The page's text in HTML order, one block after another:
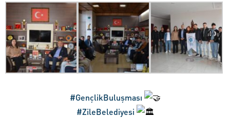
#GençlikBuluşması
#ZileBelediyesi